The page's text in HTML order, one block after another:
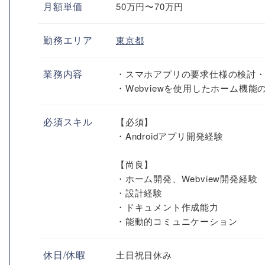
月額単価 50万円〜70万円
勤務エリア 東京都
業務内容
・スマホアプリの要求仕様の検討
・Webviewを使用したホーム機能
必須スキル
【必須】
・Androidアプリ開発経験
【尚良】
・ホーム開発、Webview開発経験
・設計経験
・ドキュメント作成能力
・能動的コミュニケーション
休日/休暇 土日祝日休み